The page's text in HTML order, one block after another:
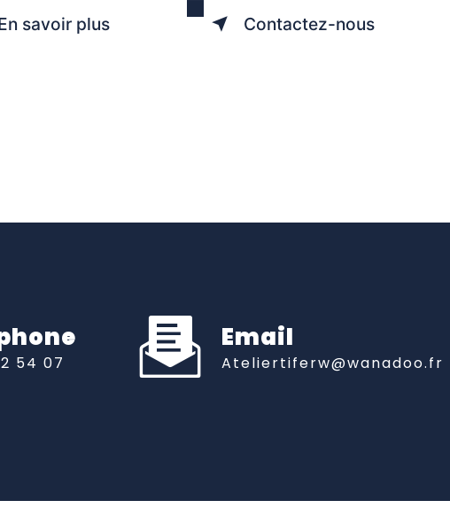
savoir plus Contactez-nous
54 07
Email
ateliertiferw@wanadoo.fr